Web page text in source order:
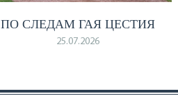
ПО СЛЕДАМ ГАЯ ЦЕСТИЯ
25.07.2026